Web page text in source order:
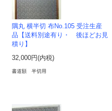
隅丸 横半切 布No.105 受注生産
品【送料別途有り・ 後ほどお見
積り】
32,000円(内税)
書道額 半切用